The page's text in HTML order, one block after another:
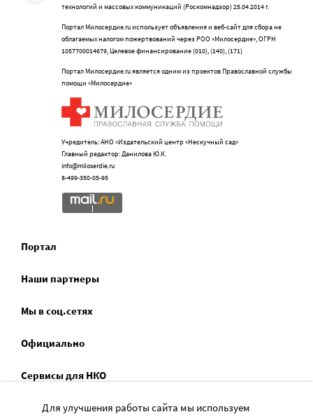
технологий и массовых коммуникаций (Роскомнадзор) 25.04.2014 г.
Портал Милосердие.ru использует объявления и веб-сайт для сбора не
облагаемых налогом пожертвований через РОО «Милосердие», ОГРН
1057700014679, Целевое финансирование (010), (140), (171)
Портал Милосердие.ru является одним из проектов Православной службы
помощи «Милосердие»
Учредитель: АНО «Издательский центр «Нескучный сад»
Главный редактор: Данилова Ю.К.
info@miloserdie.ru
8-499-350-05-95
Портал
Наши партнеры
Мы в соц.сетях
Официально
Сервисы для НКО
Спецпроекты
Для улучшения работы сайта мы используем